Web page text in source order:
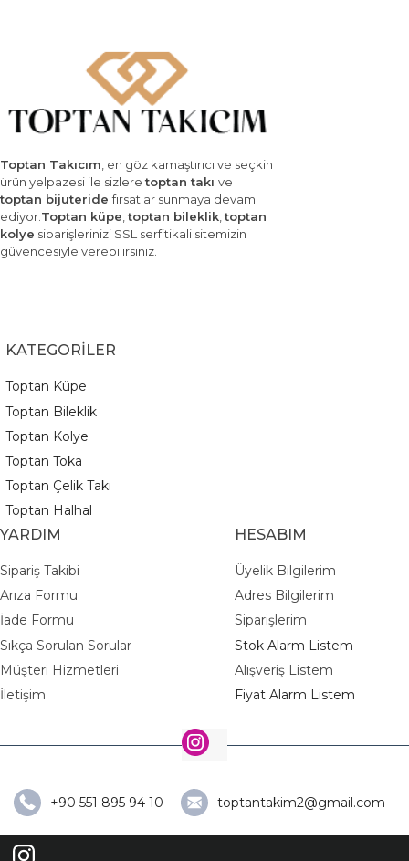
Toptan Takıcım, en göz kamaştırıcı ve seçkin
ürün yelpazesi ile sizleretoptan takı ve
toptan bijuteridefırsatlar sunmaya devam
ediyor.Toptan küpe,toptan bileklik,toptan
kolye siparişlerinizi SSL serfitikali sitemizin
güvencesiyle verebilirsiniz.
KATEGORİLER
Toptan Küpe
Toptan Bileklik
Toptan Kolye
Toptan Toka
Toptan Çelik Takı
Toptan Halhal
YARDIM
Sipariş Takibi
Arıza Formu
İade Formu
Sıkça Sorulan Sorular
Müşteri Hizmetleri
İletişim
HESABIM
Üyelik Bilgilerim
Adres Bilgilerim
Siparişlerim
Stok Alarm Listem
Alışveriş Listem
Fiyat Alarm Listem
+90 551 895 94 10 toptantakim2@gmail.com